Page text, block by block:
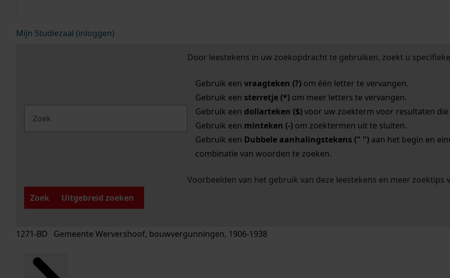
Mijn Studiezaal (inloggen)
Door leestekens in uw zoekopdracht te gebruiken, zoekt u
Gebruik een vraagteken (?)om één letter te vervangen.
Gebruik een sterretje (*)om meer letters te vervangen.
Gebruik een dollarteken ($)voor uw zoekterm voor resultaten die
Gebruik een minteken (-)om zoektermen uit te sluiten.
Gebruik een Dubbele aanhalingstekens (" ")aan het begin en
combinatie van woorden te zoeken.
Voorbeelden van het gebruik van deze leestekens en meer zoektips
Zoek
Uitgebreid zoeken
1271-BD Gemeente Wervershoof, bouwvergunningen, 1906-1938